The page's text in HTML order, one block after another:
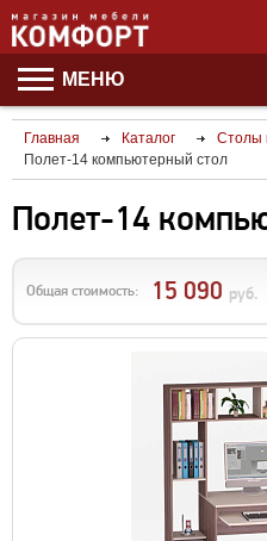
МЕНЮ
Главная Каталог
Столы
Полет-14 компьютерный стол
Полет-14
Общая стоимость: 15 090 руб.